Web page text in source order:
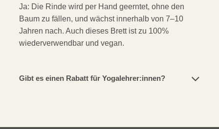
Ja: Die Rinde wird per Hand geerntet, ohne den
Baum zu fällen, und wächst innerhalb von 7–10
Jahren nach. Auch dieses Brett ist zu 100%
wiederverwendbar und vegan.